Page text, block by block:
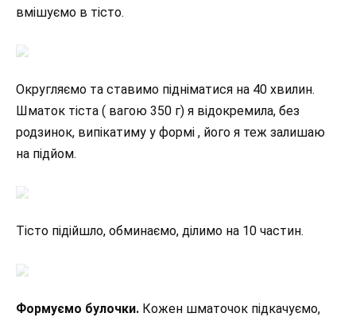
вмішуємо в тісто.
Округляємо та ставимо підніматися на 40 хвилин.
Шматок тіста ( вагою 350 г) я відокремила, без
родзинок, випікатиму у формі , його я теж залишаю
на підйом.
Тісто підійшло, обминаємо, ділимо на 10 частин.
Формуємо булочки. Кожен шматочок підкачуємо,